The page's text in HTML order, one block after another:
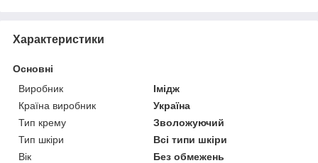
Характеристики
Основні
Виробник
Імідж
Країна виробник
Україна
Тип крему
Зволожуючий
Тип шкіри
Всі типи шкіри
Вік
Без обмежень